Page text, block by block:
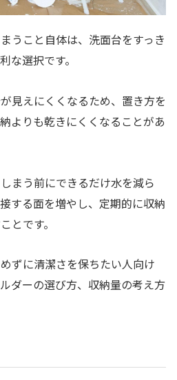
うこと自体は、洗面台をすっき
な選択です。
見えにくくなるため、置き方を
よりも乾きにくくなることがあ
まう前にできるだけ水を減ら
する面を増やし、定期的に収納
とです。
ずに清潔さを保ちたい人向け
ダーの選び方、収納量の考え方